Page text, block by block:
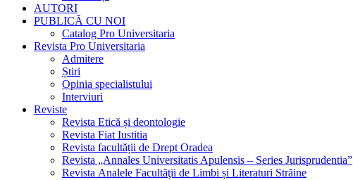
AUTORI
PUBLICĂ CU NOI
Catalog Pro Universitaria
Revista Pro Universitaria
Admitere
Știri
Opinia specialistului
Interviuri
Reviste
Revista Etică și deontologie
Revista Fiat Iustitia
Revista facultății de Drept Oradea
Revista „Annales Universitatis Apulensis – Series Jurisprudentia”
Revista Analele Facultăţii de Limbi și Literaturi Străine